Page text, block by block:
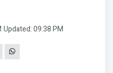
Updated: 09:38 PM